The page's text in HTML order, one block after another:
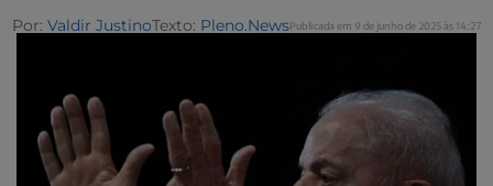
Por: Valdir JustinoTexto: Pleno.NewsPublicada em 9 de junho de 2025 às 14:27